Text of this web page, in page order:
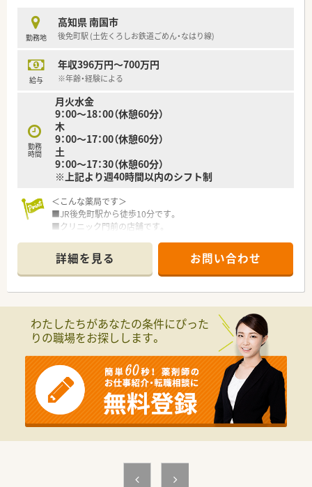
■外来対応だけでなく、在宅業務など幅広く経験していきたい方
等 少しでも気になる方はお気軽にお問い合わせ下さい。
＜研修制度＞
■店舗配属後はOJT研修がメインです。
新卒・中途採用関わらず入社後新人研修もございます。
■毎月第3週には新人もベテランも共に勉強会を行います。
勉強会のアーカイブもWEB上で確認することができます。
わたります。
■全店から閲覧できる文献検索システムもあり、個々人で最新の
論文に基づいた勉強ができるような環境も整えられています。
■県外で開催される医療関連の学会や研修会への参加を希望す
る場合、条件によって参加者の旅費等のご負担も行って頂けま
す。
■高知県下展開中のグループ企業です。
高知市内をはじめ、県内各エリアに店舗がありますので地元で
のご就業を検討されている方におすすめです。
関東にも一部店舗がございますので関東へ転居される場合も
ご相談にのって頂けます。
■時代の変化にあわせて対応できる会社を目指しているため、攻
めの姿勢で経営を進めていくお考えです。
門前としての考え方は今はなく、各店舗が地域密着を目指して
います。
■健康サポート薬局の認定を受けている店舗も複数店舗ござい
ます。
■社長は薬剤師免許をお持ちではございませんが、現場の意見を
大切にされていらっしゃいます。現場の声を活かしてくれるボ
トムアップの会社です。
■役員は平均年齢40～50代半ばで構成されています。役員の中
には薬剤師の方も在籍しております。
■在宅専門・漢方専門の店舗もあります。
■業績・会社貢献・能力に併せて、査定決算賞与も支給されます。
■地域に根差した薬局として地域の学校や老人クラブの依頼を
受けて、
楽しくて勉強になる講演は大変好評です。
勤務地
高知県 南国市
後免町駅 (土佐くろしお鉄道ごめん・なはり線)
給与
年収396万円～700万円
※年齢・経験による
勤務
時間
月火水金
9：00～18：00（休憩60分）
木
9：00～17：00（休憩60分）
土
9：00～17：30（休憩60分）
※上記より週40時間以内のシフト制
＜こんな薬局です＞
■JR後免町駅から徒歩10分です。
■クリニック門前の店舗です。
＜業務内容＞
■内科, 泌尿器科, 皮膚科を中心に応需しています。
■処方箋は30～50枚/日程度です。
■全店でピッキングサポートシステムを標準導入
医療事務・登録販売者の在籍している店舗も多数あり、ピッキ
服薬指導や患者様の会話に集中できる環境が魅力です。
＜研修制度＞
■企業独自の「GOES」という社内等級制度を設けており、各試験
をクリアすることで昇給昇格する制度を導入しています。
またカフェテリア研修を設けており、「与えられる研修」では
なく、「自らが学びたい」と手を挙げて、研修を受けることができ
調剤業務の基礎的な研修から、接遇やクリエイティブな 研修
も多数ご用意しております。
詳細を見る お問い合わせ
わたしたちがあなたの条件にぴった
りの職場をお探しします。